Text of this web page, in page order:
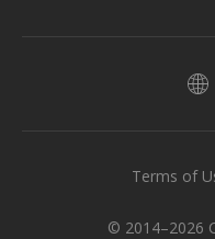
© 2014–2026
Terms of